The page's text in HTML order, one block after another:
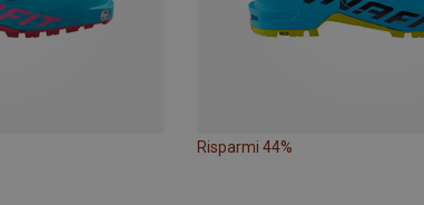
Risparmi 44%